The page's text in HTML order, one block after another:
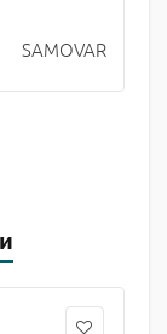
SAMOVAR